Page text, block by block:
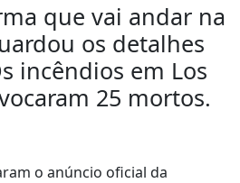
que vai andar na
os detalhes
incêndios em Los
25 mortos.
o anúncio oficial da